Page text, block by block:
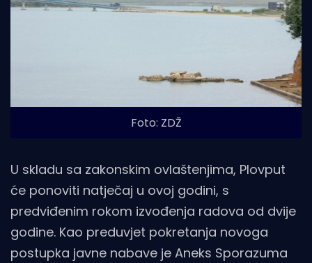
Foto: ZDŽ
U skladu sa zakonskim ovlaštenjima, Plovput
će ponoviti natječaj u ovoj godini, s
predviđenim rokom izvođenja radova od dvije
godine. Kao preduvjet pokretanja novoga
postupka javne nabave je Aneks Sporazuma